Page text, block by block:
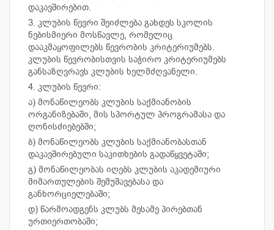
დაკავშირებით.
3. კლუბის წევრი შეიძლება გახდეს სკოლის
ნებისმიერი მოსწავლე, რომელიც
დააკმაყოფილებს წევრობის კრიტერიუმებს.
კლუბის წევრობისთვის საჭირო კრიტერიუმებს
განსაზღვრავს კლუბის ხელმძღვანელი.
4. კლუბის წევრი:
ა) მონაწილეობს კლუბის საქმიანობის
ორგანიზებაში, მის სპორტულ პროგრამასა და
ღონისძიებებში;
ბ) მონაწილეობს კლუბის საქმიანობასთან
დაკავშირებული საკითხების გადაწყვეტაში;
გ) მონაწილეობას იღებს კლუბის აკადემიური
მიმართულების შემუშავებასა და
განხორციელებაში;
დ) წარმოადგენს კლუბს მესამე პირებთან
ურთიერთობაში;